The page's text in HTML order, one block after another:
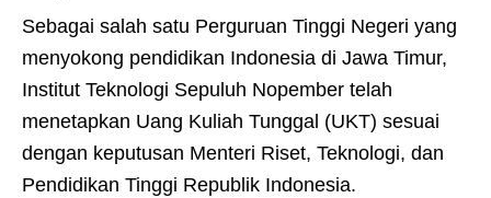
Sebagai salah satu Perguruan Tinggi Negeri yang
menyokong pendidikan Indonesia di Jawa Timur,
Institut Teknologi Sepuluh Nopember telah
menetapkan Uang Kuliah Tunggal (UKT) sesuai
dengan keputusan Menteri Riset, Teknologi, dan
Pendidikan Tinggi Republik Indonesia.